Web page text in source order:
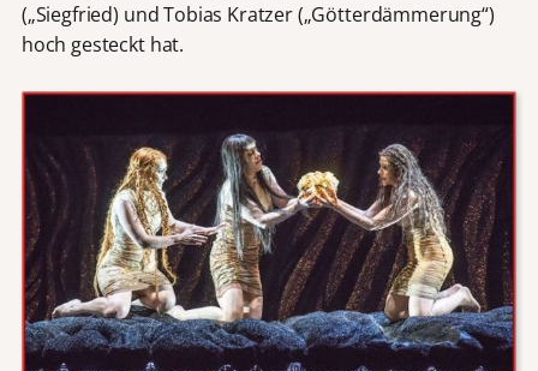
(„Siegfried) und Tobias Kratzer („Götterdämmerung“)
hoch gesteckt hat.